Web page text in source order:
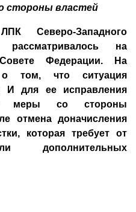
стороны властей
Северо-Западного
рассматривалось на
Федерации. На
о том, что ситуация
И для ее исправления
меры со стороны
отмена доначисления
которая требует от
дополнительных